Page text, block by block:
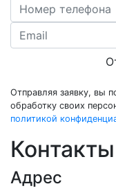
Отправляя заявку, вы
обработку своих
политикой
Контакты
Адрес